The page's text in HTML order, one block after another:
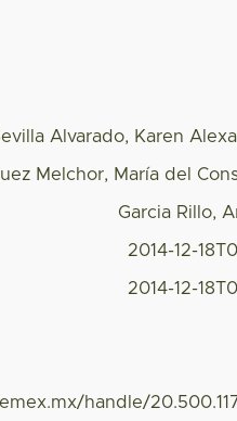
Alvarado, Karen
Melchor, María del
Garcia Rillo,
2014-12-
2014-12-
handle/